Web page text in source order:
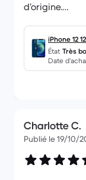
d’origine.
iPhone 12
État Très
Date
Charlotte C.
Publié le 19/10/